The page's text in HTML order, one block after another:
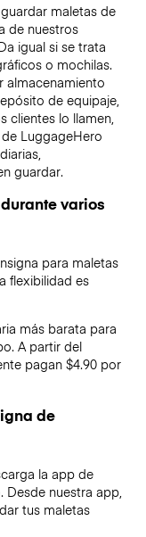
maletas de
de nuestros
igual si se trata
o mochilas.
almacenamiento
de equipaje,
clientes lo llamen,
LuggageHero
guardar.
varios
para maletas
flexibilidad es
más barata para
A partir del
pagan $4.90 por
de
la app de
nuestra app,
tus maletas